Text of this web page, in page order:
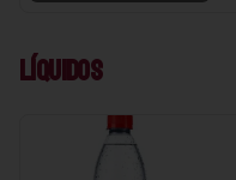
Líquidos